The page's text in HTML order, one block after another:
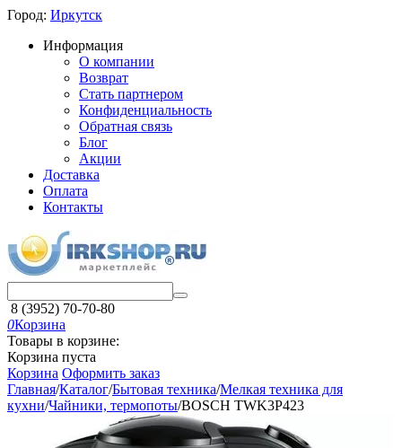
Город: Иркутск
Информация
О компании
Возврат
Стать партнером
Конфиденциальность
Обратная связь
Блог
Акции
Доставка
Оплата
Контакты
8 (3952) 70-70-80
0Корзина
Товары в корзине:
Корзина пуста
Корзина Оформить заказ
Главная/Каталог/Бытовая техника/Мелкая техника для
кухни/Чайники, термопоты/BOSCH TWK3P423